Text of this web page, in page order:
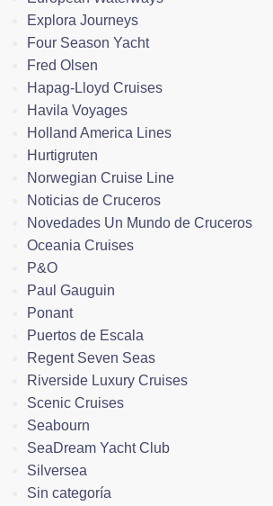
Explora Journeys
Four Season Yacht
Fred Olsen
Hapag-Lloyd Cruises
Havila Voyages
Holland America Lines
Hurtigruten
Norwegian Cruise Line
Noticias de Cruceros
Novedades Un Mundo de Cruceros
Oceania Cruises
P&O
Paul Gauguin
Ponant
Puertos de Escala
Regent Seven Seas
Riverside Luxury Cruises
Scenic Cruises
Seabourn
SeaDream Yacht Club
Silversea
Sin categoría